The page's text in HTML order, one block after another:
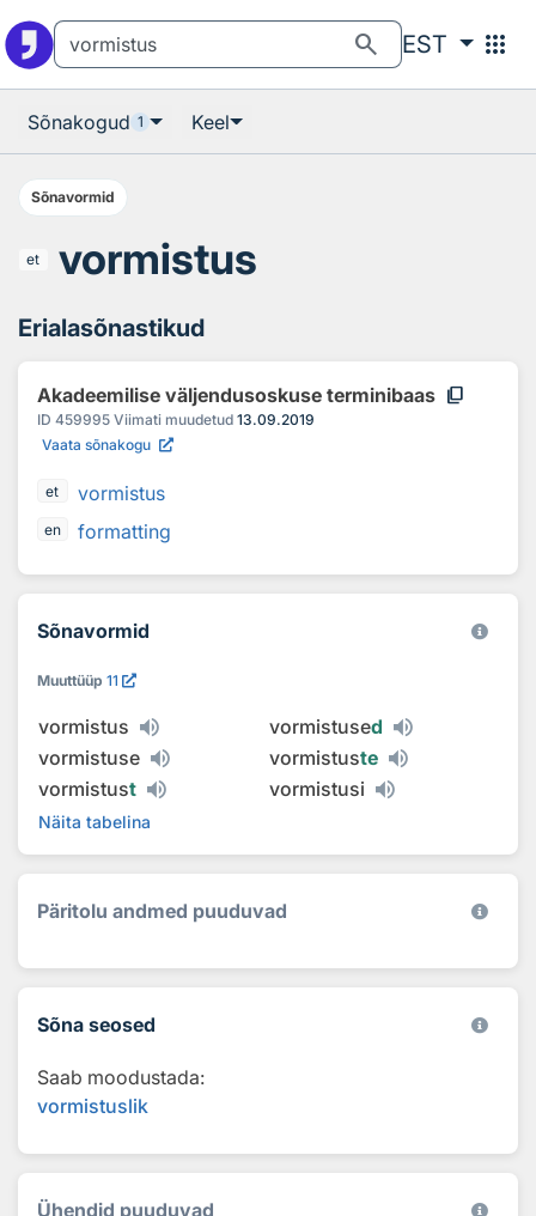
search EST apps
Sõnakogud 1 Keel
Sõnavormid
et vormistus
Erialasõnastikud
Akadeemilise väljendusoskuse terminibaas content_copy
ID 459995 Viimati muudetud 13.09.2019
Vaata sõnakogu
et vormistus
en formatting
Sõnavormid
Muuttüüp 11
vormistus vormistused
vormistuse
vormistuste
vormistust vormistusi
Näita tabelina
Päritolu andmed puuduvad
Sõna seosed
Saab moodustada:
vormistuslik
Ühendid puuduvad